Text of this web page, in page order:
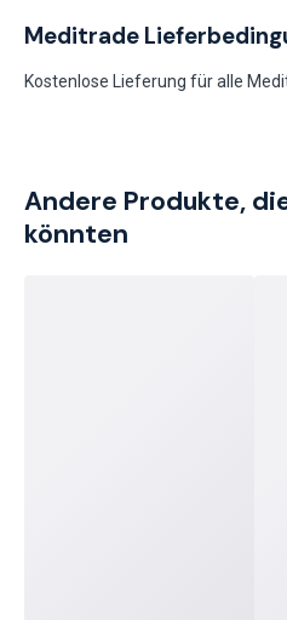
Meditrade
Kostenlose Lieferung für alle
Andere Produkte,
könnten